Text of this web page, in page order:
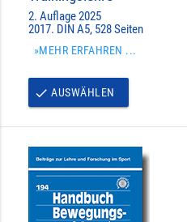
2. Auflage 2025
2017. DIN A5, 528 Seiten
»MEHR ERFAHREN ...
done AUSWÄHLEN